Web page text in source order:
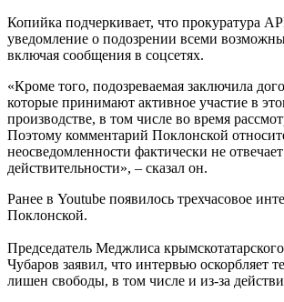
Копийка подчеркивает, что прокуратура
уведомление о подозрении всеми
включая сообщения в соцсетях.
«Кроме того, подозреваемая заключила
которые принимают активное участие в
производстве, в том числе во время
Поэтому комментарий Поклонской
неосведомленности фактически не отвечает
действительности», – сказал он.
Ранее в Youtube появилось трехчасовое
Поклонской.
Председатель Меджлиса
Чубаров заявил, что интервью оскорбляет
лишен свободы, в том числе и из-за